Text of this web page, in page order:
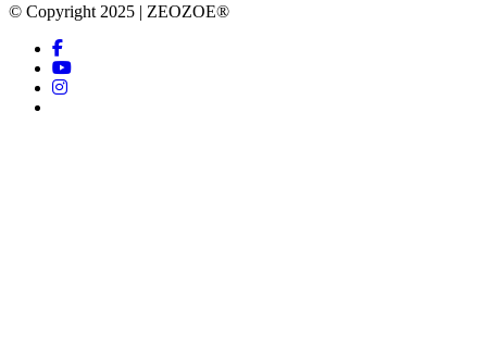
© Copyright 2025 | ZEOZOE®
facebook
youtube
instagram